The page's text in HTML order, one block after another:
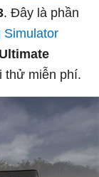
. Đây là phần
Simulator
Ultimate
thử miễn phí.